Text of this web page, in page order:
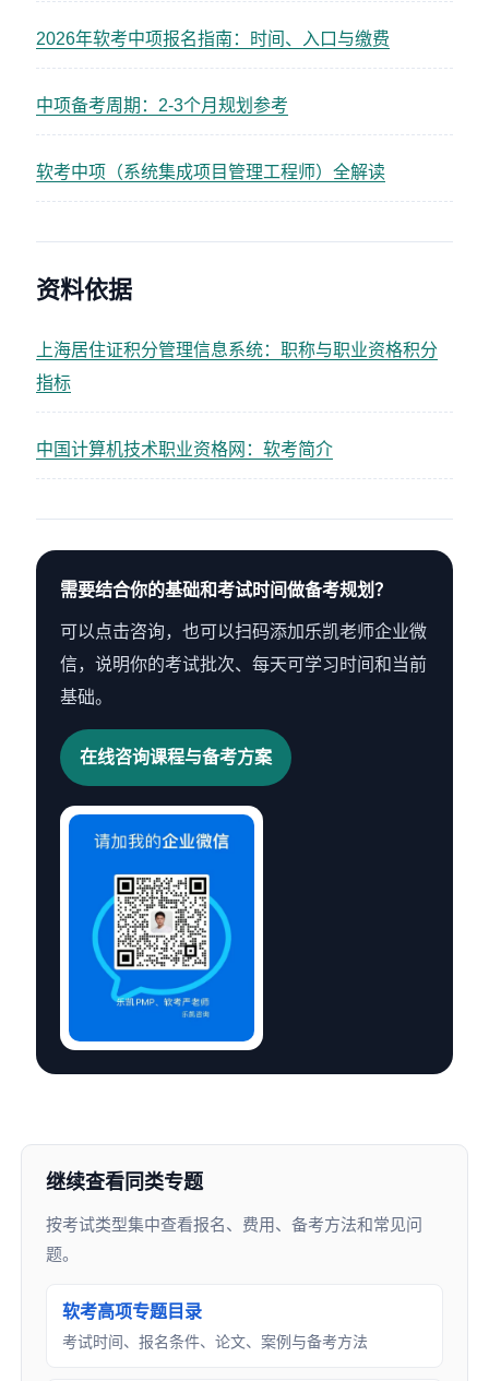
2026年软考中项报名指南：时间、入口与缴费
中项备考周期：2-3个月规划参考
软考中项（系统集成项目管理工程师）全解读
资料依据
上海居住证积分管理信息系统：职称与职业资格积分
指标
中国计算机技术职业资格网：软考简介
需要结合你的基础和考试时间做备考规划？
可以点击咨询，也可以扫码添加乐凯老师企业微
信，说明你的考试批次、每天可学习时间和当前
基础。
在线咨询课程与备考方案
继续查看同类专题
按考试类型集中查看报名、费用、备考方法和常见问
题。
软考高项专题目录
考试时间、报名条件、论文、案例与备考方法